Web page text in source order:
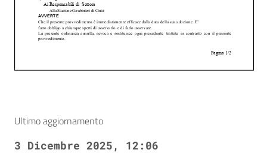
Ultimo aggiornamento
3 Dicembre 2025, 12:06